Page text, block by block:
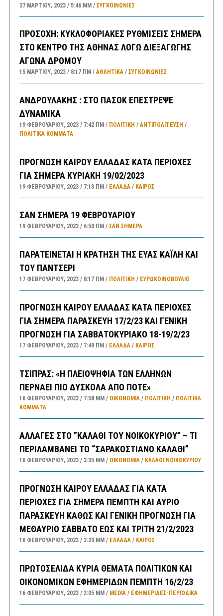
27 ΜΑΡΤΊΟΥ, 2023 5:46 ΜΜ ΣΥΓΚΟΙΝΩΝΊΕΣ
ΠΡΟΣΟΧΗ: ΚΥΚΛΟΦΟΡΙΑΚΕΣ ΡΥΘΜΙΣΕΙΣ ΣΗΜΕΡΑ
ΣΤΟ ΚΕΝΤΡΟ ΤΗΣ ΑΘΗΝΑΣ ΛΟΓΩ ΔΙΕΞΑΓΩΓΗΣ
ΑΓΩΝΑ ΔΡΟΜΟΥ
15 ΜΑΡΤΊΟΥ, 2023 8:17 ΠΜ ΑΘΛΗΤΙΚΑ/ ΣΥΓΚΟΙΝΩΝΊΕΣ
ΑΝΔΡΟΥΛΑΚΗΣ : ΣΤΟ ΠΑΣΟΚ ΕΠΕΣΤΡΕΨΕ
ΔΥΝΑΜΙΚΑ
19 ΦΕΒΡΟΥΑΡΊΟΥ, 2023 7:42 ΠΜ ΠΟΛΙΤΙΚΗ /ΑΝΤΙΠΟΛΊΤΕΥΣΗ /
ΠΟΛΙΤΙΚΆ ΚΌΜΜΑΤΑ
ΠΡΟΓΝΩΣΗ ΚΑΙΡΟΥ ΕΛΛΑΔΑΣ ΚΑΤΑ ΠΕΡΙΟΧΕΣ
ΓΙΑ ΣΗΜΕΡΑ ΚΥΡΙΑΚΗ 19/02/2023
19 ΦΕΒΡΟΥΑΡΊΟΥ, 2023 7:13 ΠΜ ΕΛΛΑΔA/ ΚΑΙΡΌΣ
ΣΑΝ ΣΗΜΕΡΑ 19 ΦΕΒΡΟΥΑΡΙΟΥ
19 ΦΕΒΡΟΥΑΡΊΟΥ, 2023 6:50 ΠΜ ΣΑΝ ΣΉΜΕΡΑ
ΠΑΡΑΤΕΙΝΕΤΑΙ Η ΚΡΑΤΗΣΗ ΤΗΣ ΕΥΑΣ ΚΑΪΛΗ ΚΑΙ
ΤΟΥ ΠΑΝΤΣΕΡΙ
17 ΦΕΒΡΟΥΑΡΊΟΥ, 2023 8:17 ΠΜ ΠΟΛΙΤΙΚΗ / ΕΥΡΩΚΟΙΝΟΒΟΥΛΙΟ
ΠΡΟΓΝΩΣΗ ΚΑΙΡΟΥ ΕΛΛΑΔΑΣ ΚΑΤΑ ΠΕΡΙΟΧΕΣ
ΓΙΑ ΣΗΜΕΡΑ ΠΑΡΑΣΚΕΥΗ 17/2/23 ΚΑΙ ΓΕΝΙΚΗ
ΠΡΟΓΝΩΣΗ ΓΙΑ ΣΑΒΒΑΤΟΚΥΡΙΑΚΟ 18-19/2/23
17 ΦΕΒΡΟΥΑΡΊΟΥ, 2023 7:49 ΠΜ ΕΛΛΑΔA/ ΚΑΙΡΌΣ
ΤΣΙΠΡΑΣ: «Η ΠΛΕΙΟΨΗΦΙΑ ΤΩΝ ΕΛΛΗΝΩΝ
ΠΕΡΝΑΕΙ ΠΙΟ ΔΥΣΚΟΛΑ ΑΠΟ ΠΟΤΕ»
16 ΦΕΒΡΟΥΑΡΊΟΥ, 2023 7:58 ΜΜ ΟΙΚΟΝΟΜΙΑ/ ΠΟΛΙΤΙΚΗ / ΠΟΛΙΤΙΚΆ
ΚΌΜΜΑΤΑ
ΑΛΛΑΓΕΣ ΣΤΟ ”ΚΑΛΑΘΙ ΤΟΥ ΝΟΙΚΟΚΥΡΙΟΥ” – ΤΙ
ΠΕΡΙΛΑΜΒΑΝΕΙ ΤΟ “ΣΑΡΑΚΟΣΤΙΑΝΟ ΚΑΛΑΘΙ”
16 ΦΕΒΡΟΥΑΡΊΟΥ, 2023 3:35 ΜΜ ΟΙΚΟΝΟΜΙΑ/ ΚΑΛΑΘΙ ΝΟΙΚΟΚΥΡΙΟΥ
ΠΡΟΓΝΩΣΗ ΚΑΙΡΟΥ ΕΛΛΑΔΑΣ ΓΙΑ ΚΑΤΑ
ΠΕΡΙΟΧΕΣ ΓΙΑ ΣΗΜΕΡΑ ΠΕΜΠΤΗ ΚΑΙ ΑΥΡΙΟ
ΠΑΡΑΣΚΕΥΗ ΚΑΘΩΣ ΚΑΙ ΓΕΝΙΚΗ ΠΡΟΓΝΩΣΗ ΓΙΑ
ΜΕΘΑΥΡΙΟ ΣΑΒΒΑΤΟ ΕΩΣ ΚΑΙ ΤΡΙΤΗ 21/2/2023
16 ΦΕΒΡΟΥΑΡΊΟΥ, 2023 3:20 ΜΜ ΕΛΛΑΔA/ ΚΑΙΡΌΣ
ΠΡΩΤΟΣΕΛΙΔΑ ΚΥΡΙΑ ΘΕΜΑΤΑ ΠΟΛΙΤΙΚΩΝ ΚΑΙ
ΟΙΚΟΝΟΜΙΚΩΝ ΕΦΗΜΕΡΙΔΩΝ ΠΕΜΠΤΗ 16/2/23
16 ΦΕΒΡΟΥΑΡΊΟΥ, 2023 3:05 ΜΜ MEDIA/ ΕΦΗΜΕΡΊΔΕΣ-ΠΕΡΙΟΔΙΚΆ